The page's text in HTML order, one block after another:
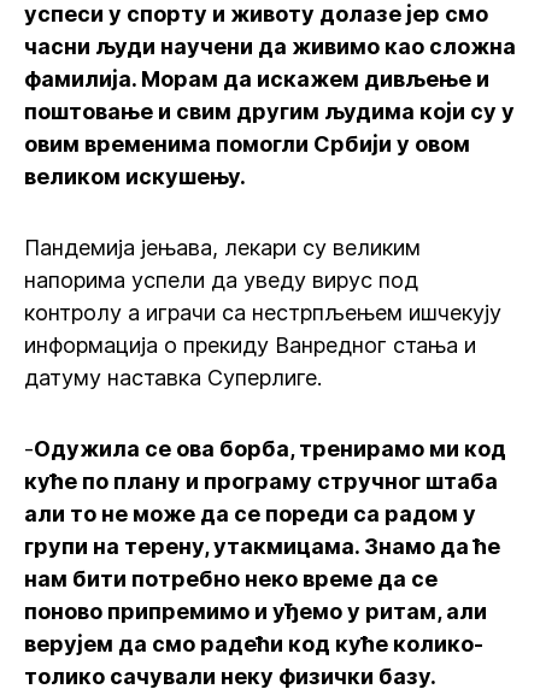
успеси у спорту и животу долазе јер смо
часни људи научени да живимо као сложна
фамилија. Морам да искажем дивљење и
поштовање и свим другим људима који су у
овим временима помогли Србији у овом
великом искушењу.
Пандемија јењава, лекари су великим
напорима успели да уведу вирус под
контролу а играчи са нестрпљењем ишчекују
информација о прекиду Ванредног стања и
датуму наставка Суперлиге.
-Одужила се ова борба, тренирамо ми код
куће по плану и програму стручног штаба
али то не може да се пореди са радом у
групи на терену, утакмицама. Знамо да ће
нам бити потребно неко време да се
поново припремимо и уђемо у ритам, али
верујем да смо радећи код куће колико-
толико сачували неку физички базу.